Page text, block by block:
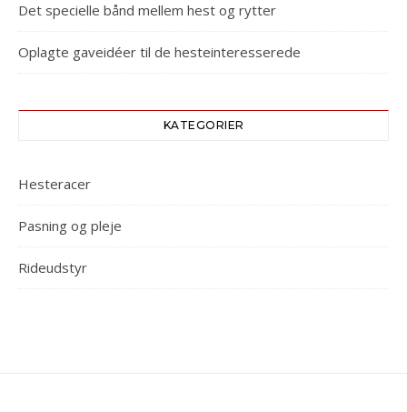
Det specielle bånd mellem hest og rytter
Oplagte gaveidéer til de hesteinteresserede
KATEGORIER
Hesteracer
Pasning og pleje
Rideudstyr